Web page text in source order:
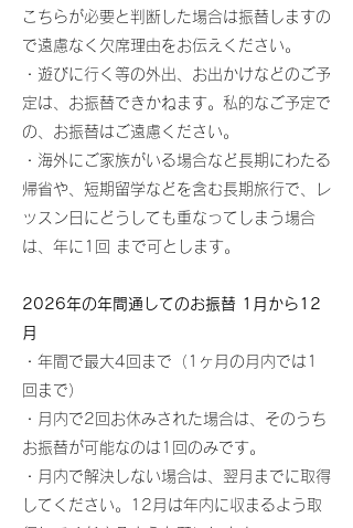
こちらが必要と判断した場合は振替しますの
で遠慮なく欠席理由をお伝えください。
・遊びに行く等の外出、お出かけなどのご予
定は、お振替できかねます。私的なご予定で
の、お振替はご遠慮ください。
・海外にご家族がいる場合など長期にわたる
帰省や、短期留学などを含む長期旅行で、レ
ッスン日にどうしても重なってしまう場合
は、年に1回 まで可とします。
2026年の年間通してのお振替 1月から12
月
・年間で最大4回まで（1ヶ月の月内では1
回まで）
・月内で2回お休みされた場合は、そのうち
お振替が可能なのは1回のみです。
・月内で解決しない場合は、翌月までに取得
してください。12月は年内に収まるよう取